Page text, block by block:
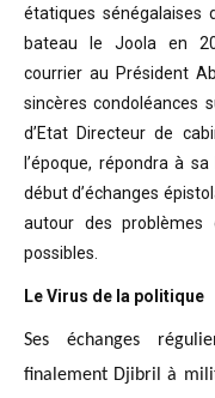
étatiques sénégalaises
bateau le Joola en
courrier au Président
sincères condoléances
d’Etat Directeur de
l’époque, répondra à
début d’échanges
autour des problèmes
possibles.
Le Virus de la politique
Ses échanges
finalement Djibril à